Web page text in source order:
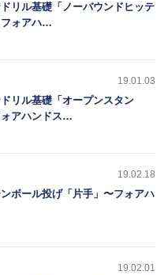
リル基礎「ノーバウンドヒッテ
フォアハ…
19.01.03
リル基礎「オープンスタン
ォアハンドス…
19.02.18
ボール投げ「片手」〜フォアハ
19.02.01